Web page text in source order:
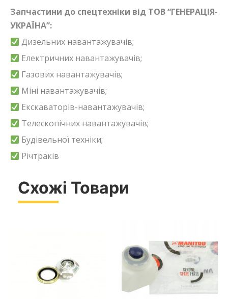
Запчастини до спецтехніки від ТОВ “ГЕНЕРАЦІЯ-
УКРАЇНА”:
Дизельних навантажувачів;
Електричних навантажувачів;
Газових навантажувачів;
Міні навантажувачів;
Екскаваторів-навантажувачів;
Телескопічних навантажувачів;
Будівельної техніки;
Річтраків
Схожі Товари